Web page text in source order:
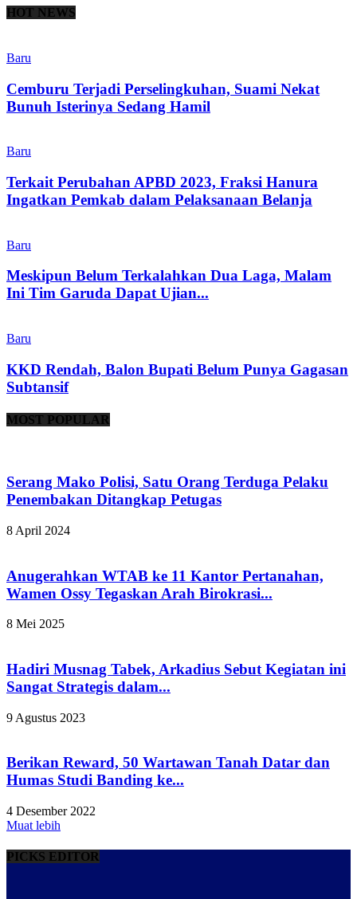
HOT NEWS
Baru
Cemburu Terjadi Perselingkuhan, Suami Nekat
Bunuh Isterinya Sedang Hamil
Baru
Terkait Perubahan APBD 2023, Fraksi Hanura
Ingatkan Pemkab dalam Pelaksanaan Belanja
Baru
Meskipun Belum Terkalahkan Dua Laga, Malam
Ini Tim Garuda Dapat Ujian...
Baru
KKD Rendah, Balon Bupati Belum Punya Gagasan
Subtansif
MOST POPULAR
Serang Mako Polisi, Satu Orang Terduga Pelaku
Penembakan Ditangkap Petugas
8 April 2024
Anugerahkan WTAB ke 11 Kantor Pertanahan,
Wamen Ossy Tegaskan Arah Birokrasi...
8 Mei 2025
Hadiri Musnag Tabek, Arkadius Sebut Kegiatan ini
Sangat Strategis dalam...
9 Agustus 2023
Berikan Reward, 50 Wartawan Tanah Datar dan
Humas Studi Banding ke...
4 Desember 2022
Muat lebih
PICKS EDITOR